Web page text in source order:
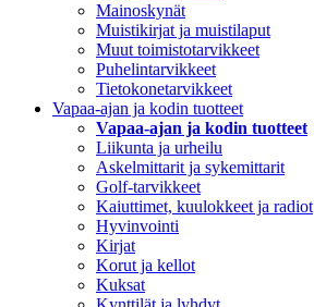
Mainoskynät
Muistikirjat ja muistilaput
Muut toimistotarvikkeet
Puhelintarvikkeet
Tietokonetarvikkeet
Vapaa-ajan ja kodin tuotteet
Vapaa-ajan ja kodin tuotteet
Liikunta ja urheilu
Askelmittarit ja sykemittarit
Golf-tarvikkeet
Kaiuttimet, kuulokkeet ja radiot
Hyvinvointi
Kirjat
Korut ja kellot
Kuksat